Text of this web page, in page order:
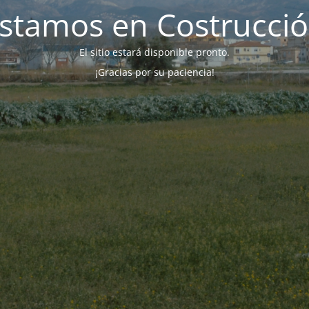
en
El sitio estará disponible pronto.
¡Gracias por su paciencia!